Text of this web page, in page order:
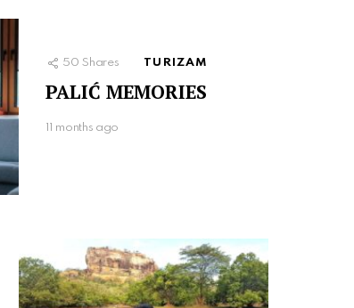
50 Shares TURIZAM
PALIĆ MEMORIES
11 months ago